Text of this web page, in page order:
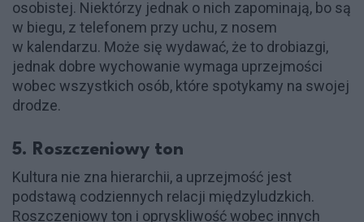
osobistej. Niektórzy jednak o nich zapominają, bo są
w biegu, z telefonem przy uchu, z nosem
w kalendarzu. Może się wydawać, że to drobiazgi,
jednak dobre wychowanie wymaga uprzejmości
wobec wszystkich osób, które spotykamy na swojej
drodze.
5. Roszczeniowy ton
Kultura nie zna hierarchii, a uprzejmość jest
podstawą codziennych relacji międzyludzkich.
Roszczeniowy ton i opryskliwość wobec innych